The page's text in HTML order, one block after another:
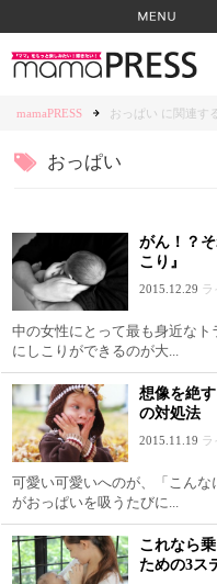
mamaPRESS おっぱい に関連す
おっぱい
がん！？
こり』
2015.12.29 ラ
中の女性にとって最も身近な
にしこりができるのが大...
想像を絶
の対処法
2015.11.19 ラ
可愛い可愛いへのが、「こん
がおっぱいを吸うたびに...
これなら
ための3ス